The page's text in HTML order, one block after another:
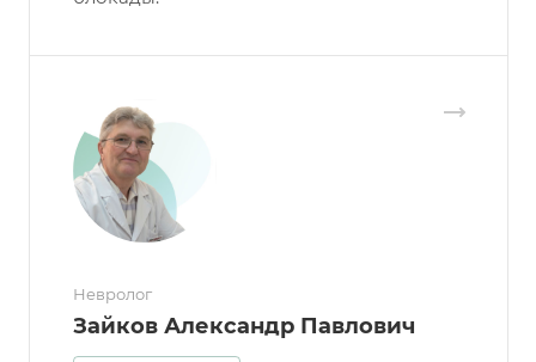
Невролог
Зайков Александр Павлович